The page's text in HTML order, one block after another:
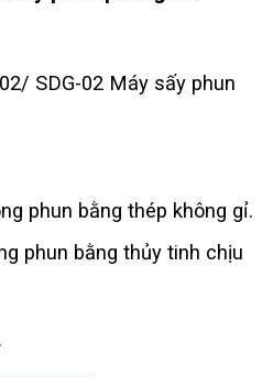
SDG-02 Máy sấy phun
phun bằng thép không gỉ.
phun bằng thủy tinh chịu